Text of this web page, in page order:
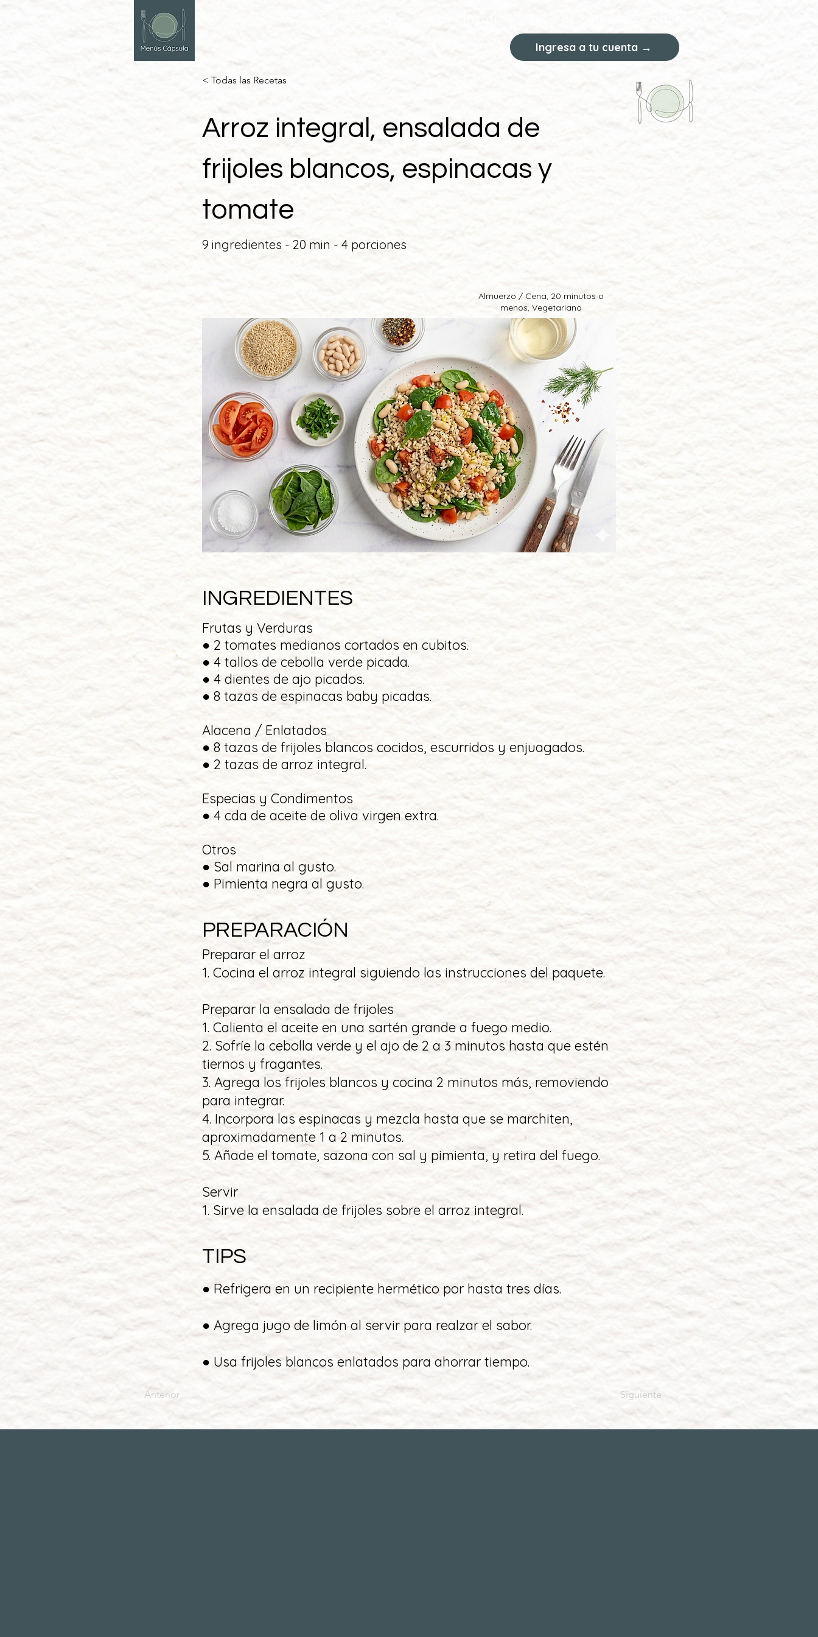
Ingresa a tu cuenta →
< Todas las Recetas
Arroz integral, ensalada de
frijoles blancos, espinacas y
tomate
9 ingredientes - 20 min - 4 porciones
Almuerzo / Cena, 20 minutos o
menos, Vegetariano
INGREDIENTES
Frutas y Verduras
● 2 tomates medianos cortados en cubitos.
● 4 tallos de cebolla verde picada.
● 4 dientes de ajo picados.
● 8 tazas de espinacas baby picadas.
Alacena / Enlatados
● 8 tazas de frijoles blancos cocidos, escurridos y enjuagados.
● 2 tazas de arroz integral.
Especias y Condimentos
● 4 cda de aceite de oliva virgen extra.
Otros
● Sal marina al gusto.
● Pimienta negra al gusto.
PREPARACIÓN
Preparar el arroz
1. Cocina el arroz integral siguiendo las instrucciones del paquete.
Preparar la ensalada de frijoles
1. Calienta el aceite en una sartén grande a fuego medio.
2. Sofríe la cebolla verde y el ajo de 2 a 3 minutos hasta que estén
tiernos y fragantes.
3. Agrega los frijoles blancos y cocina 2 minutos más, removiendo
para integrar.
4. Incorpora las espinacas y mezcla hasta que se marchiten,
aproximadamente 1 a 2 minutos.
5. Añade el tomate, sazona con sal y pimienta, y retira del fuego.
Servir
1. Sirve la ensalada de frijoles sobre el arroz integral.
TIPS
● Refrigera en un recipiente hermético por hasta tres días.
● Agrega jugo de limón al servir para realzar el sabor.
● Usa frijoles blancos enlatados para ahorrar tiempo.
Anterior Siguiente